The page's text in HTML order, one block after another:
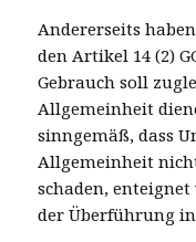
Andererseits
den Artikel 14 (2)
Gebrauch soll
Allgemeinheit
sinngemäß, dass
Allgemeinheit
schaden,
der Überführung